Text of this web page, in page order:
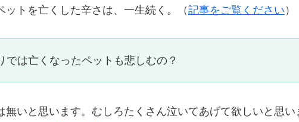
ットを亡くした辛さは、一生続く。（記事をご覧ください ）
では亡くなったペットも悲しむの？
無いと思います。むしろたくさん泣いてあげて欲しいと思